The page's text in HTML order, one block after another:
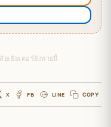
เธียเตอร์ยังพ่ายนี้
X FB LINE COPY